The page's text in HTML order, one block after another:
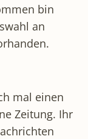
bin
an
mal einen
Zeitung. Ihr